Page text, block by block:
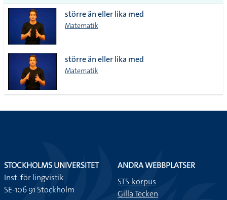
alla i
lista
större än eller lika med
Matematik
större än eller lika med
Matematik
STOCKHOLMS UNIVERSITET
Inst. för lingvistik
SE-106 91 Stockholm
ANDRA WEBBPLATSER
STS-korpus
Gilla Tecken